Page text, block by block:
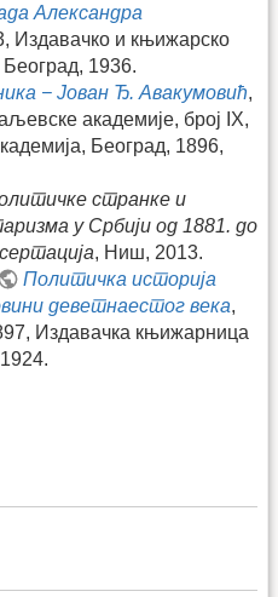
Александра
Издавачко и књижарско
1936.
− Јован Ђ. Авакумовић,
академије, број IX,
Београд, 1896,
странке и
у Србији од 1881. до
, Ниш, 2013.
Политичка историја
деветнаестог века,
Издавачка књижарница